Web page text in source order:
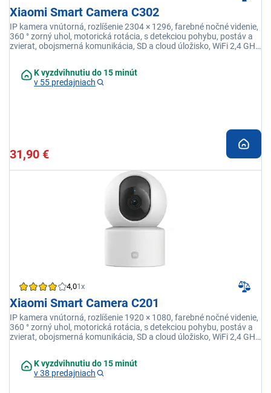
Xiaomi Smart Camera C302
IP kamera vnútorná, rozlíšenie 2304 × 1296, farebné nočné videnie,
360 ° zorný uhol, motorická rotácia, s detekciou pohybu, postáv a
zvierat, obojsmerná komunikácia, SD a cloud úložisko, WiFi 2,4 GHz
K vyzdvihnutiu do 15 minút
v 55 predajniach
31,90 €
4,01x
Xiaomi Smart Camera C201
IP kamera vnútorná, rozlíšenie 1920 × 1080, farebné nočné videnie,
360 ° zorný uhol, motorická rotácia, s detekciou pohybu, postáv a
zvierat, obojsmerná komunikácia, SD a cloud úložisko, WiFi 2,4 GHz
K vyzdvihnutiu do 15 minút
v 38 predajniach